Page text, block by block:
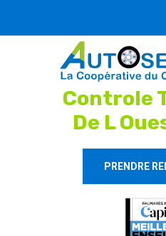
Controle
De L
PRENDRE